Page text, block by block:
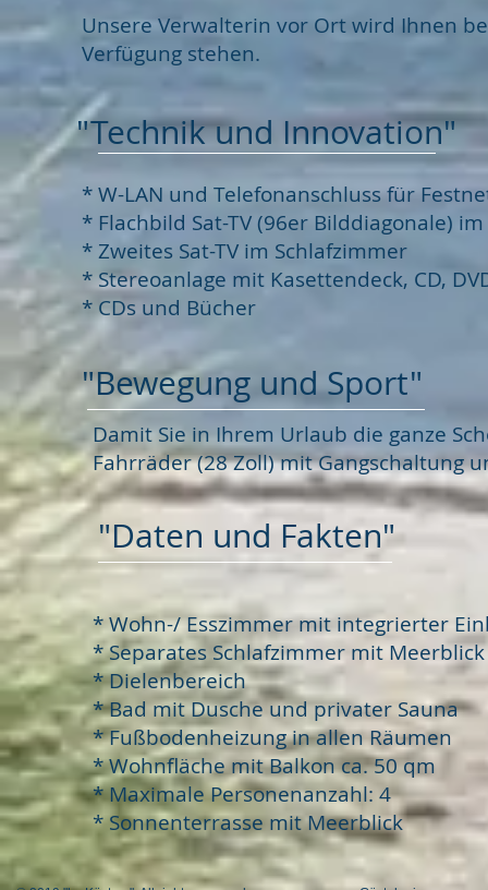
Unsere Verwalterin vor Ort wird Ihnen
Verfügung stehen.
"Technik und Innovation"
* W-LAN und Telefonanschluss für
* Flachbild Sat-TV (96er Bilddiagonale)
* Zweites Sat-TV im Schlafzimmer
* Stereoanlage mit Kasettendeck, CD,
* CDs und Bücher
"Bewegung und Sport"
Damit Sie in Ihrem Urlaub die ganze
Fahrräder (28 Zoll) mit Gangschaltung
"Daten und Fakten"
* Wohn-/ Esszimmer mit integrierter
*Separates Schlafzimmer mit Meerblick
*Dielenbereich
*Bad mit Dusche und privater Sauna
* Fußbodenheizung in allen Räumen
* Wohnfläche mit Balkon ca. 50 qm
* Maximale Personenanzahl: 4
* Sonnenterrasse mit Meerblick